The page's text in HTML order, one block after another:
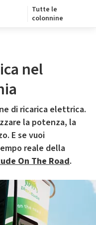
Tutte le
colonnine
nel
di ricarica elettrica.
la potenza, la
E se vuoi
reale della
On The Road.